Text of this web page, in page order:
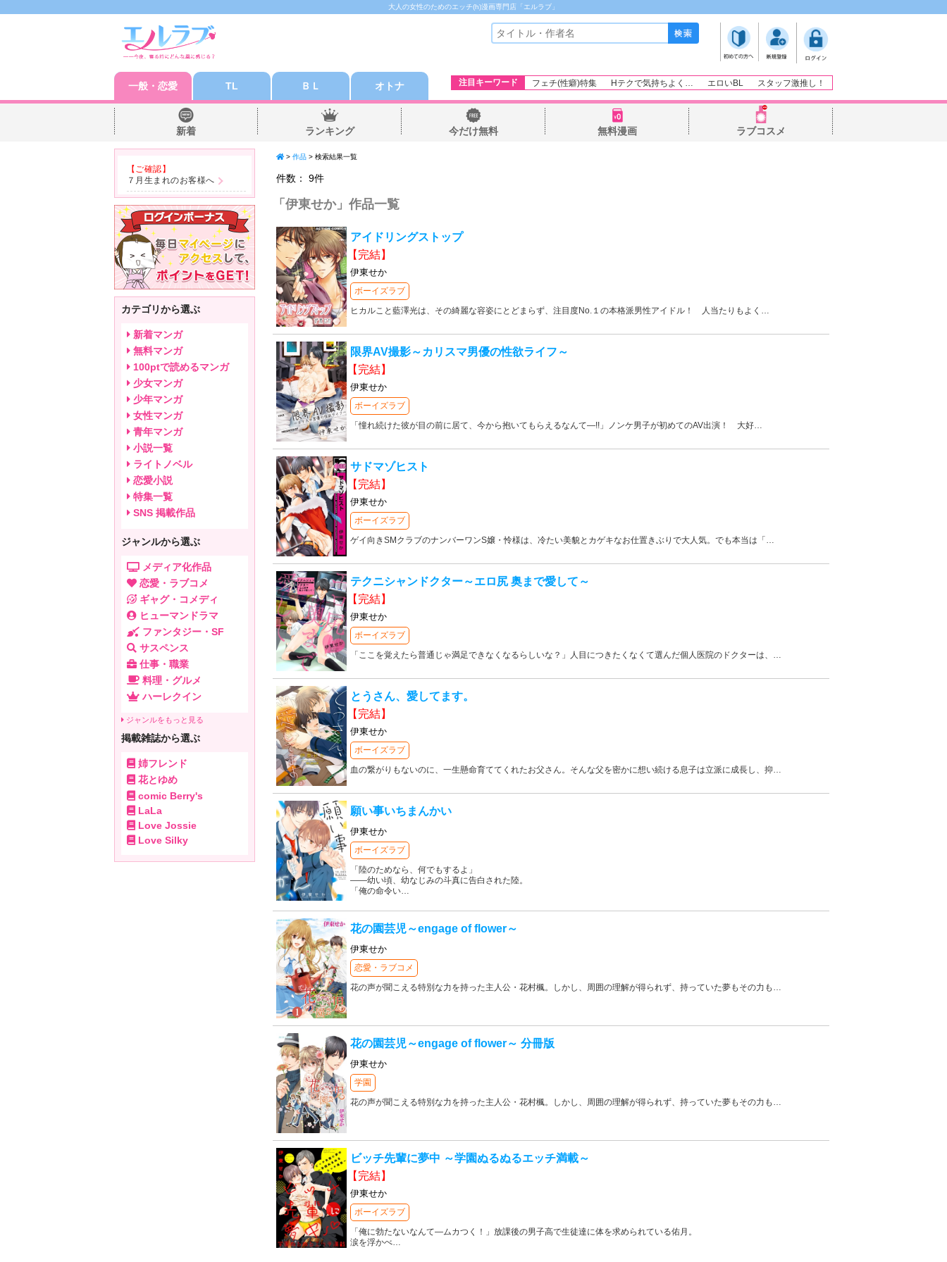
大人の女性のためのエッチ(h)漫画専門店「エルラブ」
一般・恋愛 TL ＢＬ オトナ 注目キーワード フェチ(性癖)特集 Hテクで気持ちよく… エロいBL スタッフ激推し！
新着 ランキング 今だけ無料 無料漫画 ラブコスメ
> 作品 > 検索結果一覧
件数： 9件
「 伊東せか」作品一覧
アイドリングストップ
【完結】
伊東せか
ボーイズラブ
ヒカルこと藍澤光は、その綺麗な容姿にとどまらず、注目度No.１の本格派男性アイドル！ 人当たりもよく …
限界AV撮影～カリスマ男優の性欲ライフ～
【完結】
伊東せか
ボーイズラブ
「憧れ続けた彼が目の前に居て、今から抱いてもらえるなんて―!!」ノンケ男子が初めてのAV出演！ 大好…
サドマゾヒスト
【完結】
伊東せか
ボーイズラブ
ゲイ向きSMクラブのナンバーワンS嬢・怜様は、冷たい美貌とカゲキなお仕置きぶりで大人気。でも本当は「 …
テクニシャンドクター～エロ尻 奥まで愛して～
【完結】
伊東せか
ボーイズラブ
「ここを覚えたら普通じゃ満足できなくなるらしいな？」人目につきたくなくて選んだ個人医院のドクターは、 …
とうさん、愛してます。
【完結】
伊東せか
ボーイズラブ
血の繋がりもないのに、一生懸命育ててくれたお父さん。そんな父を密かに想い続ける息子は立派に成長し、抑…
願い事いちまんかい
伊東せか
ボーイズラブ
「陸のためなら、何でもするよ」
――幼い頃、幼なじみの斗真に告白された陸。
「俺の命令い…
花の園芸児～engage of flower～
伊東せか
恋愛・ラブコメ
花の声が聞こえる特別な力を持った主人公・花村楓。しかし、周囲の理解が得られず、持っていた夢もその力も …
花の園芸児～engage of flower～ 分冊版
伊東せか
学園
花の声が聞こえる特別な力を持った主人公・花村楓。しかし、周囲の理解が得られず、持っていた夢もその力も …
ビッチ先輩に夢中 ～学園ぬるぬるエッチ満載～
【完結】
伊東せか
ボーイズラブ
「俺に勃たないなんて―ムカつく！」放課後の男子高で生徒達に体を求められている佑月。
涙を浮かべ…
【ご確認】
７月生まれのお客様へ
カテゴリから選ぶ
新着マンガ
無料マンガ
100ptで読めるマンガ
少女マンガ
少年マンガ
女性マンガ
青年マンガ
小説一覧
ライトノベル
恋愛小説
特集一覧
SNS 掲載作品
ジャンルから選ぶ
メディア化作品
恋愛・ラブコメ
ギャグ・コメディ
ヒューマンドラマ
ファンタジー・SF
サスペンス
仕事・職業
料理・グルメ
ハーレクイン
ジャンルをもっと見る
掲載雑誌から選ぶ
姉フレンド
花とゆめ
comic Berry's
LaLa
Love Jossie
Love Silky